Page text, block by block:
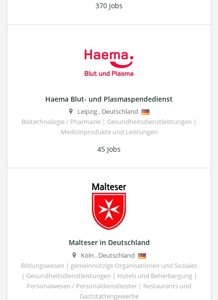
370 Jobs
Haema Blut- und Plasmaspendedienst
Leipzig, Deutschland
Biotechnologie / Pharmazie | Gesundheitsdienstleistungen |
Medizinprodukte und Leistungen
45 Jobs
Malteser in Deutschland
Köln , Deutschland
Bildungswesen | gemeinnützige Organisationen und Soziales
| Gesundheitsdienstleistungen | Hotels und Beherbergung |
Personalwesen / Personaldienstleister | Restaurants und
Gaststättengewerbe